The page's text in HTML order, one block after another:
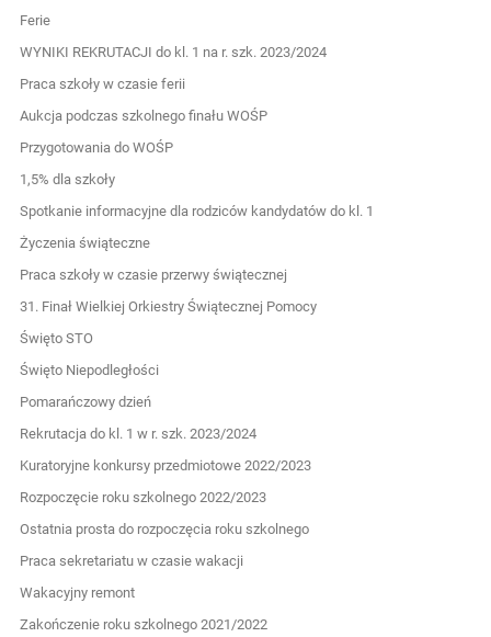
Ferie
WYNIKI REKRUTACJI do kl. 1 na r. szk. 2023/2024
Praca szkoły w czasie ferii
Aukcja podczas szkolnego finału WOŚP
Przygotowania do WOŚP
1,5% dla szkoły
Spotkanie informacyjne dla rodziców kandydatów do kl. 1
Życzenia świąteczne
Praca szkoły w czasie przerwy świątecznej
31. Finał Wielkiej Orkiestry Świątecznej Pomocy
Święto STO
Święto Niepodległości
Pomarańczowy dzień
Rekrutacja do kl. 1 w r. szk. 2023/2024
Kuratoryjne konkursy przedmiotowe 2022/2023
Rozpoczęcie roku szkolnego 2022/2023
Ostatnia prosta do rozpoczęcia roku szkolnego
Praca sekretariatu w czasie wakacji
Wakacyjny remont
Zakończenie roku szkolnego 2021/2022